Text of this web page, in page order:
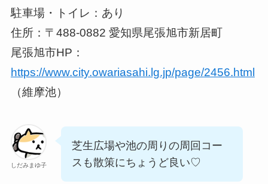
駐車場・トイレ：あり
住所：〒488-0882 愛知県尾張旭市新居町
尾張旭市HP：
https://www.city.owariasahi.lg.jp/page/2456.html
（維摩池）
しだみまゆ子
芝生広場や池の周りの周回コー
スも散策にちょうど良い♡